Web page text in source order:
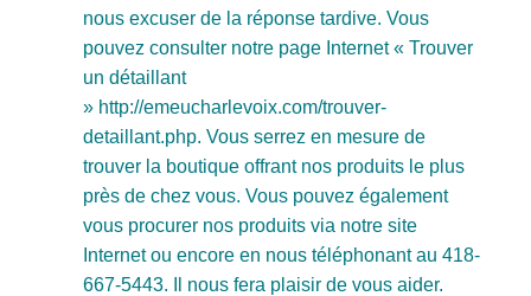
nous excuser de la réponse tardive. Vous
pouvez consulter notre page Internet « Trouver
un détaillant
» http://emeucharlevoix.com/trouver-
detaillant.php. Vous serrez en mesure de
trouver la boutique offrant nos produits le plus
près de chez vous. Vous pouvez également
vous procurer nos produits via notre site
Internet ou encore en nous téléphonant au 418-
667-5443. Il nous fera plaisir de vous aider.